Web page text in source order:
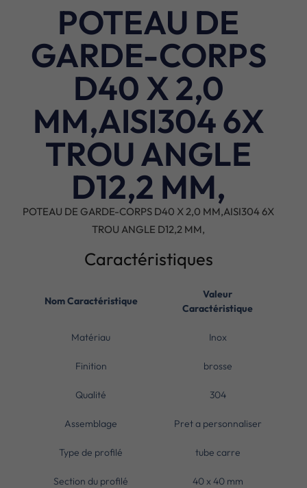
POTEAU DE
GARDE-CORPS
D40 X 2,0
MM,AISI304 6X
TROU ANGLE
D12,2 MM,
POTEAU DE GARDE-CORPS D40 X 2,0 MM,AISI304 6X
TROU ANGLE D12,2 MM,
Caractéristiques
Nom Caractéristique
Valeur
Caractéristique
Matériau Inox
Finition brosse
Qualité 304
Assemblage Pret a personnaliser
Type de profilé tube carre
Section du profilé 40 x 40 mm